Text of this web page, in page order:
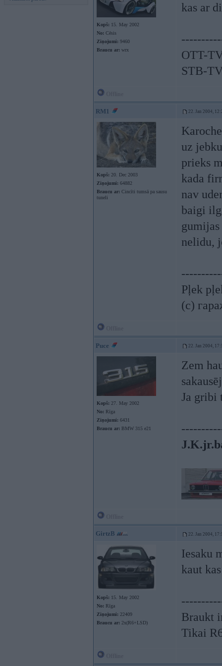
Kopš: 15. May 2002
No: Cēsis
Ziņojumi: 9460
Braucu ar: wrx
kas ar
OTT-
STB-
RM1 22. Jan 2004,
Kopš: 20. Dec 2003
Ziņojumi: 64882
Braucu ar: Cincīti tumsā pa sausu
tuneli
uz
prieks
kada
nav
baigi
gumijas
nelidu,
Pļek
(c)
Puce 22. Jan 2004,
Kopš: 27. May 2002
No: Rīga
Ziņojumi: 6431
Braucu ar: BMW 315 e21
Zem
Ja gribi
GirtzB 22. Jan 2004,
Kopš: 15. May 2002
No: Rīga
Ziņojumi: 22409
Braucu ar: 2x(R6+LSD)
Iesaku
kaut
Braukt
Tikai